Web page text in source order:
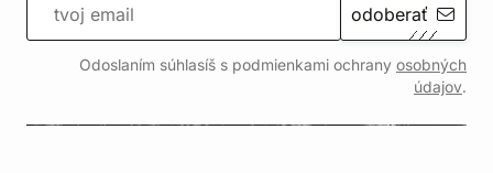
odoberať
Odoslaním súhlasíš s podmienkami ochrany osobných
údajov.